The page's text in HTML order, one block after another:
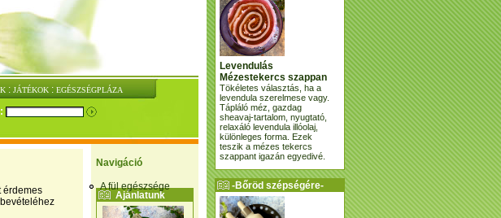
: JÁTÉKOK : EGÉSZSÉGPLÁZA
Navigáció
A fül egészsége
Ajánlatunk
érdemes
Levendulás
Mézestekercs szappan
Tökéletes választás, ha a
levendula szerelmese vagy.
Tápláló méz, gazdag
sheavaj-tartalom, nyugtató,
relaxáló levendula illóolaj,
különleges forma. Ezek
teszik a mézes tekercs
szappant igazán egyedivé.
-Bőröd szépségére-